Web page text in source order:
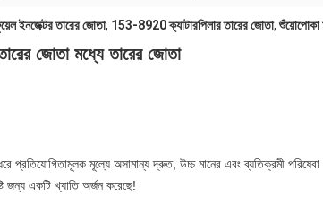
ইনজেক্টর তারের জোতা, 153-8920 ক্যাটারপিলার তারের জোতা, শুঁয়োপোকা
জোতা মধ্যে তারের জোতা
প্রতিযোগিতামূলক মূল্যে অসামান্য দ্রুত, উচ্চ মানের এবং ব্যতিক্রমী
জন্য একটি খ্যাতি অর্জন করেছে!